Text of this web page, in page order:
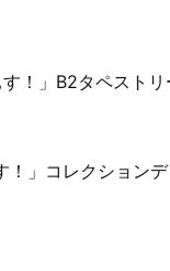
！」B2タペスト
！」コレクション